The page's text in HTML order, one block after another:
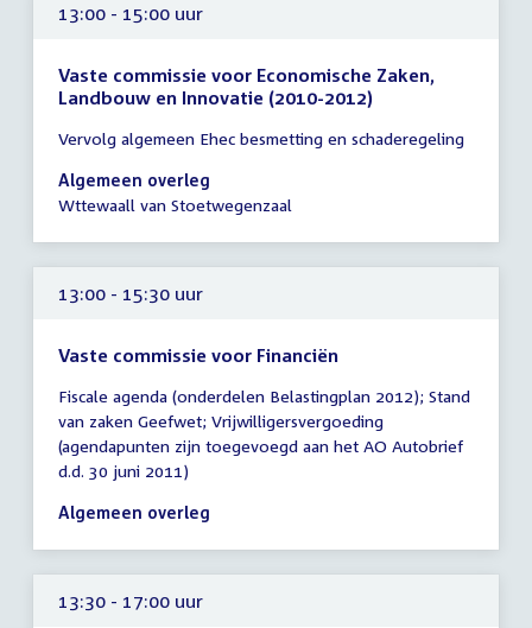
13:00 - 15:00 uur
Vaste commissie voor Economische Zaken,
Landbouw en Innovatie (2010-2012)
vergadering
13:00
-
uur
Vervolg algemeen Ehec besmetting en schaderegeling
Algemeen overleg
Wttewaall van Stoetwegenzaal
13:00 - 15:30 uur
Vaste commissie voor Financiën
vergadering
13:00
-
15:30
uur
Fiscale agenda (onderdelen Belastingplan 2012); Stand
van zaken Geefwet; Vrijwilligersvergoeding
(agendapunten zijn toegevoegd aan het AO Autobrief
d.d. 30 juni 2011)
Algemeen overleg
13:30 - 17:00 uur